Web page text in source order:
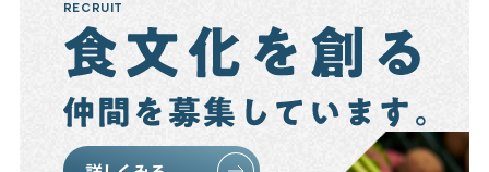
RECRUIT